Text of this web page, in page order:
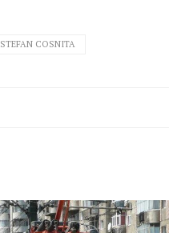
STEFAN COSNITA